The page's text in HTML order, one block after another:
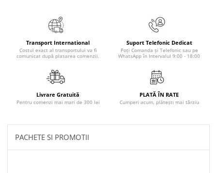
Povesti ilustrate
Povesti - Basme - Legende
Realitatea Augmentata
Religie pentru copii
ScienceConnection
TP ROLL
Transport International
Costul exact al transportului va fi
comunicat după plasarea comenzii.
Suport Telefonic Dedicat
Poți Comanda și Telefonic sau pe
WhatsApp în Intervalul 9:00 - 18:00
Livrare Gratuită
Pentru comenzi mai mari de 300 lei
PLATĂ ÎN RATE
Cumperi acum, plătești mai târziu
PACHETE SI PROMOTII